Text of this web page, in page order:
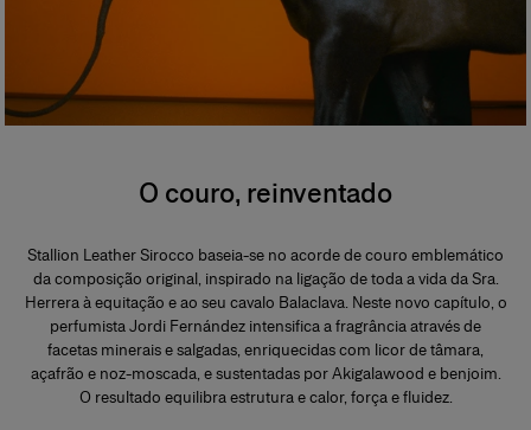
O couro, reinventado
Stallion Leather Sirocco baseia-se no acorde de couro emblemático
da composição original, inspirado na ligação de toda a vida da Sra.
Herrera à equitação e ao seu cavalo Balaclava. Neste novo capítulo, o
perfumista Jordi Fernández intensifica a fragrância através de
facetas minerais e salgadas, enriquecidas com licor de tâmara,
açafrão e noz-moscada, e sustentadas por Akigalawood e benjoim.
O resultado equilibra estrutura e calor, força e fluidez.